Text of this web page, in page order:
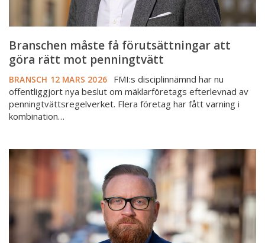
Branschen måste få förutsättningar att
göra rätt mot penningtvätt
BRANSCH 12 MARS 2026
FMI:s disciplinnämnd har nu
offentliggjort nya beslut om mäklarföretags efterlevnad av
penningtvättsregelverket. Flera företag har fått varning i
kombination…
Ny
bedömning
områden